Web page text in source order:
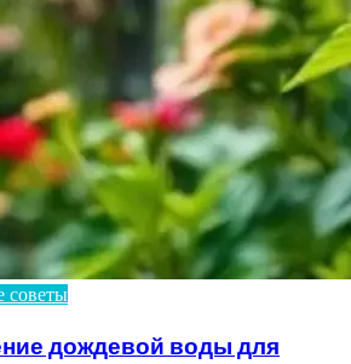
советы
дождевой воды для